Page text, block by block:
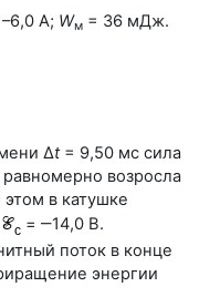
–6,0 А; Wм = 36 мДж.
Δt= 9,50 мс сила
возросла
этом в катушке
= ‒14,0 В.
поток в конце
энергии